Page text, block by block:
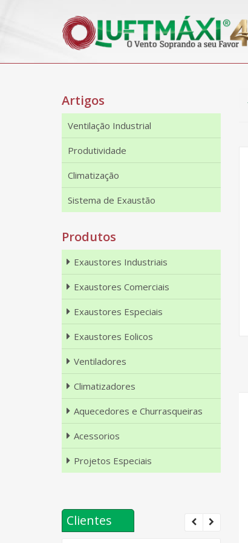
LAD700 - T4
Exaustor axial
Exaustor axial
Artigos
Ventilação Industrial
Produtividade
Climatização
Sistema de Exaustão
Produtos
Exaustores Industriais
Exaustores Comerciais
Exaustores Especiais
Exaustores Eolicos
Ventiladores
Climatizadores
Aquecedores e Churrasqueiras
Acessorios
Projetos Especiais
Clientes